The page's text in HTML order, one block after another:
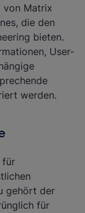
von Matrix
, die den
bieten.
User-
werden.
für
gehört der
für